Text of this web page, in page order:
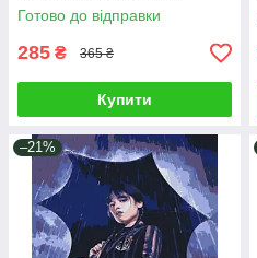
Готово до відправки
285 ₴ 365 ₴
Купити
–21%